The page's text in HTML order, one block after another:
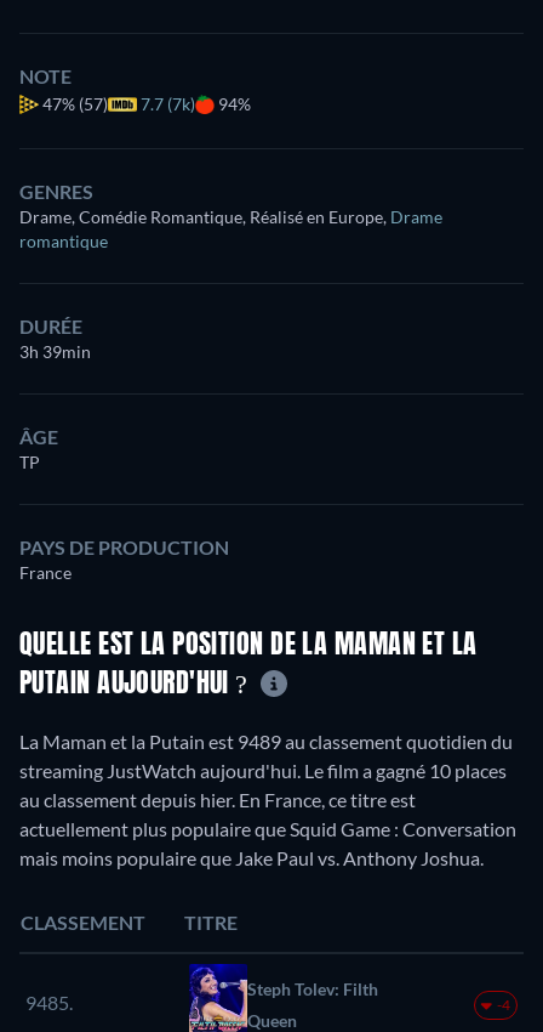
NOTE
47% (57) 7.7 (7k) 94%
GENRES
Drame, Comédie Romantique, Réalisé en Europe, Drame
romantique
DURÉE
3h 39min
ÂGE
TP
PAYS DE PRODUCTION
France
QUELLE EST LA POSITION DE LA MAMAN ET LA
PUTAIN AUJOURD'HUI ?
La Maman et la Putain est 9489 au classement quotidien du
streaming JustWatch aujourd'hui. Le film a gagné 10 places
au classement depuis hier. En France, ce titre est
actuellement plus populaire que Squid Game : Conversation
mais moins populaire que Jake Paul vs. Anthony Joshua.
CLASSEMENT TITRE
9485.
Steph Tolev: Filth
Queen
-4